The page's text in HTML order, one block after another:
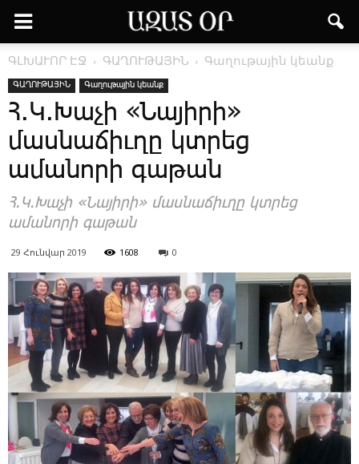
ԳԼԽԱՒՈՐ ԷՋ ԳԱՂՈՒԹԱՅԻՆ Գաղութային կեանք
ԳԱՂՈՒԹԱՅԻՆ Գաղութային կեանք
Հ.Կ.Խաչի «Նայիրի»
մասնաճիւղը կտրեց
ամանորի գաթան
Հ.Կ.Խաչի «Նայիրի» մասնաճիւղը կտրեց
ամանորի գաթան
29 Հունվար 2019 1608 0